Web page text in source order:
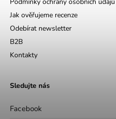
Jak ověřujeme recenze
Odebírat newsletter
B2B
Kontakty
Sledujte nás
Facebook